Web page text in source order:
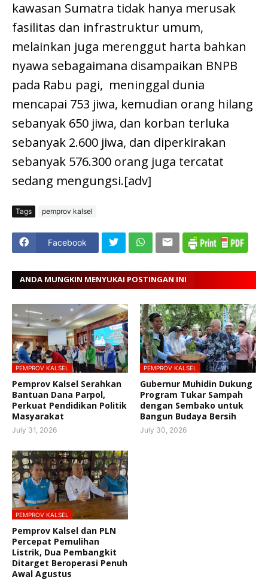
kawasan Sumatra tidak hanya merusak
fasilitas dan infrastruktur umum,
melainkan juga merenggut harta bahkan
nyawa sebagaimana disampaikan BNPB
pada Rabu pagi, meninggal dunia
mencapai 753 jiwa, kemudian orang hilang
sebanyak 650 jiwa, dan korban terluka
sebanyak 2.600 jiwa, dan diperkirakan
sebanyak 576.300 orang juga tercatat
sedang mengungsi.[adv]
Tags pemprov kalsel
Facebook
ANDA MUNGKIN MENYUKAI POSTINGAN INI
PEMPROV KALSEL
Pemprov Kalsel Serahkan
Bantuan Dana Parpol,
Perkuat Pendidikan Politik
Masyarakat
July 31, 2026
PEMPROV KALSEL
Gubernur Muhidin Dukung
Program Tukar Sampah
dengan Sembako untuk
Bangun Budaya Bersih
July 30, 2026
PEMPROV KALSEL
Pemprov Kalsel dan PLN
Percepat Pemulihan
Listrik, Dua Pembangkit
Ditarget Beroperasi Penuh
Awal Agustus